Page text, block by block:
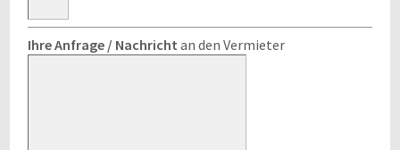
Ihre Anfrage / Nachricht an den Vermieter